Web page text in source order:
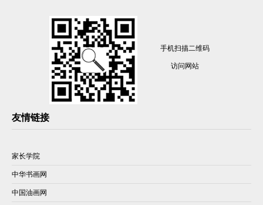
手机扫描二维码
访问网站
友情链接
家长学院
中华书画网
中国油画网